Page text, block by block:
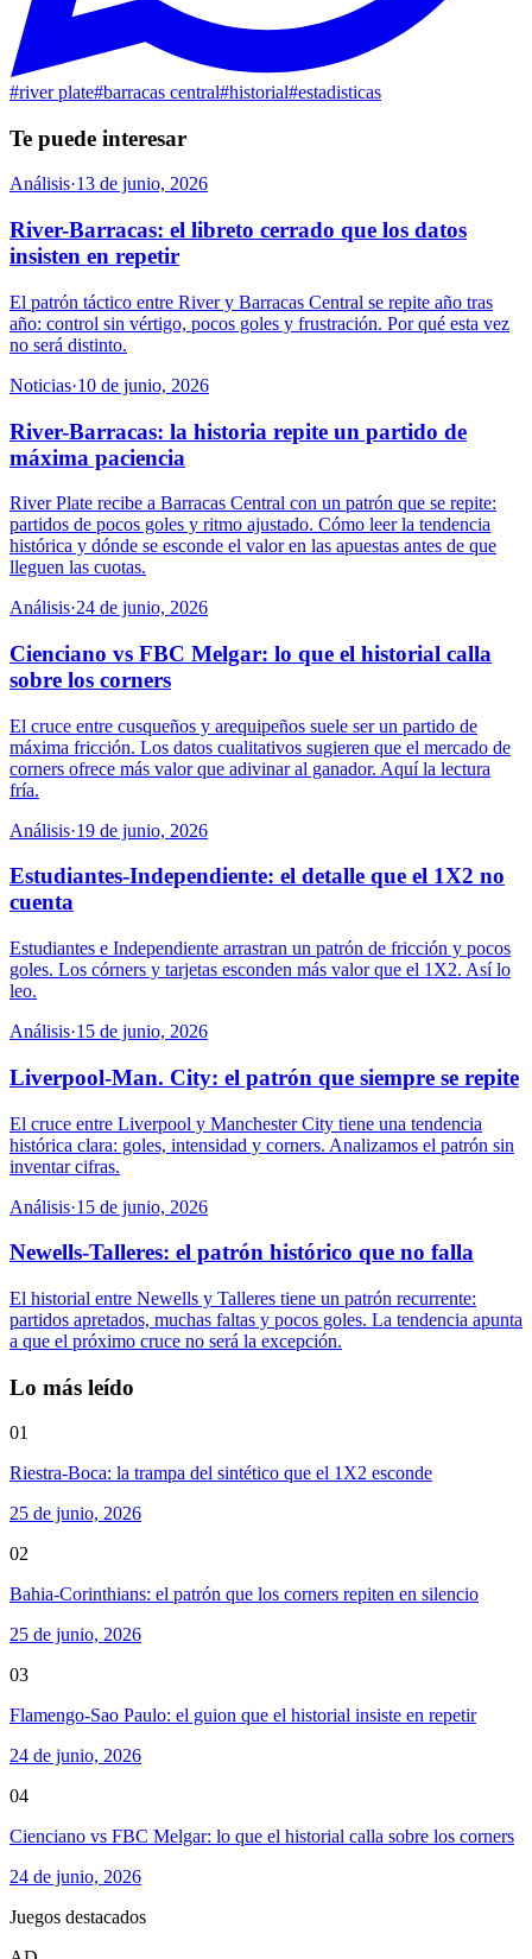
#river plate#barracas central#historial#estadisticas
Te puede interesar
Análisis·13 de junio, 2026
River-Barracas: el libreto cerrado que los datos
insisten en repetir
El patrón táctico entre River y Barracas Central se repite año tras
año: control sin vértigo, pocos goles y frustración. Por qué esta vez
no será distinto.
Noticias·10 de junio, 2026
River-Barracas: la historia repite un partido de
máxima paciencia
River Plate recibe a Barracas Central con un patrón que se repite:
partidos de pocos goles y ritmo ajustado. Cómo leer la tendencia
histórica y dónde se esconde el valor en las apuestas antes de que
lleguen las cuotas.
Análisis·24 de junio, 2026
Cienciano vs FBC Melgar: lo que el historial calla
sobre los corners
El cruce entre cusqueños y arequipeños suele ser un partido de
máxima fricción. Los datos cualitativos sugieren que el mercado de
corners ofrece más valor que adivinar al ganador. Aquí la lectura
fría.
Análisis·19 de junio, 2026
Estudiantes-Independiente: el detalle que el 1X2 no
cuenta
Estudiantes e Independiente arrastran un patrón de fricción y pocos
goles. Los córners y tarjetas esconden más valor que el 1X2. Así lo
leo.
Análisis·15 de junio, 2026
Liverpool-Man. City: el patrón que siempre se repite
El cruce entre Liverpool y Manchester City tiene una tendencia
histórica clara: goles, intensidad y corners. Analizamos el patrón sin
inventar cifras.
Análisis·15 de junio, 2026
Newells-Talleres: el patrón histórico que no falla
El historial entre Newells y Talleres tiene un patrón recurrente:
partidos apretados, muchas faltas y pocos goles. La tendencia apunta
a que el próximo cruce no será la excepción.
Lo más leído
01
Riestra-Boca: la trampa del sintético que el 1X2 esconde
25 de junio, 2026
02
Bahia-Corinthians: el patrón que los corners repiten en silencio
25 de junio, 2026
03
Flamengo-Sao Paulo: el guion que el historial insiste en repetir
24 de junio, 2026
04
Cienciano vs FBC Melgar: lo que el historial calla sobre los corners
24 de junio, 2026
Juegos destacados